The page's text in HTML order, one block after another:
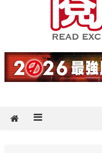
閱政治 Read
題，也要專業評論，閱政治與
讓讀者有